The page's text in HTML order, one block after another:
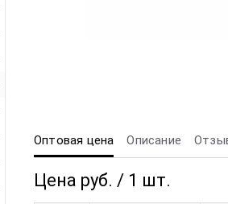
Оптовая цена Описание
Цена руб. / 1 шт.